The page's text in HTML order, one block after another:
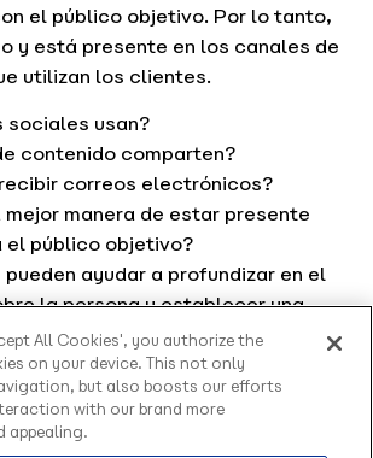
el público objetivo. Por lo tanto,
y está presente en los canales de
utilizan los clientes.
sociales usan?
contenido comparten?
correos electrónicos?
mejor manera de estar presente
el público objetivo?
ayudar a profundizar en el
la persona y establecer una
con nuevos clientes. Una
es implementar una estrategia
también como multicanal.
más usadas
All Cookies', you authorize the
on your device. This not only
but also boosts our efforts
with our brand more
appealing.